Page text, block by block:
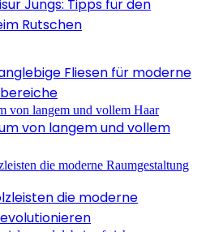
Jungs: Tipps für den
Rutschen
Fliesen für moderne
von langem und vollem
die moderne